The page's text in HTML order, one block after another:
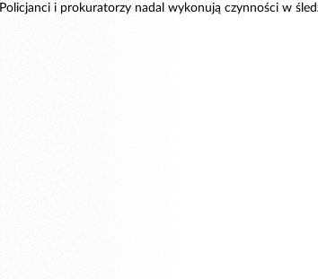
Policjanci i prokuratorzy nadal wykonują czynności w